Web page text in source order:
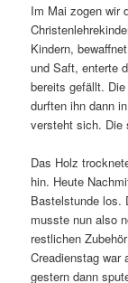
Im Mai zogen wir
Kindern,
und Saft, enterte
bereits gefällt.
durften ihn dann
versteht sich. Die
Das Holz
hin. Heute
Bastelstunde los.
musste nun also
restlichen
Creadienstag
gestern dann